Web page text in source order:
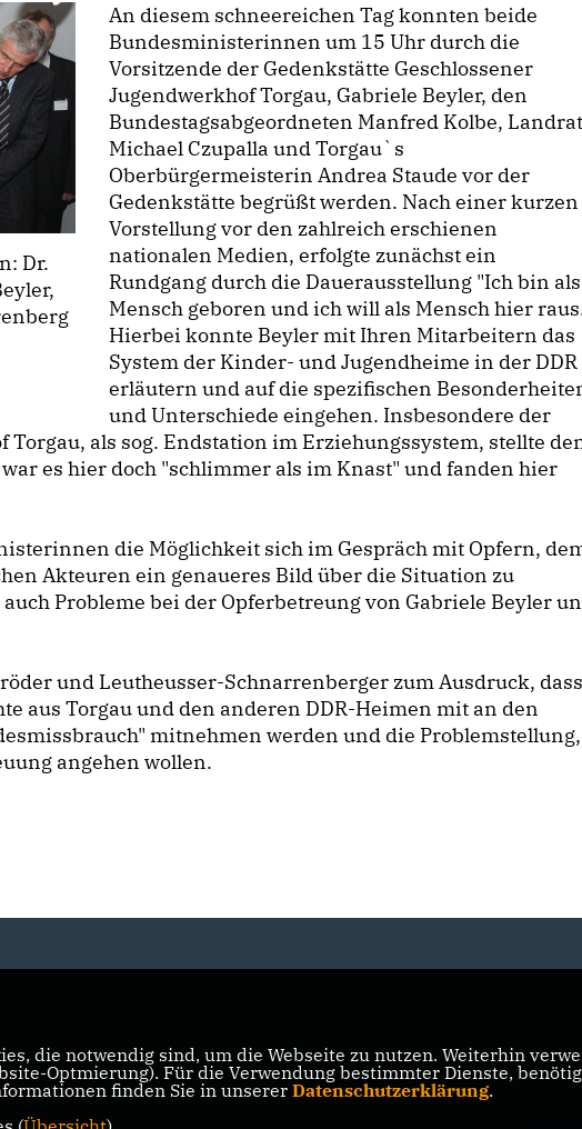
Dr.
An diesem schneereichen Tag konnten beide
Bundesministerinnen um 15 Uhr durch die
Vorsitzende der Gedenkstätte Geschlossener
Jugendwerkhof Torgau, Gabriele Beyler, den
Bundestagsabgeordneten Manfred Kolbe, Landrat
Michael Czupalla und Torgau`s
Oberbürgermeisterin Andrea Staude vor der
Gedenkstätte begrüßt werden. Nach einer kurzen
Vorstellung vor den zahlreich erschienen
nationalen Medien, erfolgte zunächst ein
Rundgang durch die Dauerausstellung "Ich bin als
Mensch geboren und ich will als Mensch hier
Hierbei konnte Beyler mit Ihren Mitarbeitern das
System der Kinder- und Jugendheime in der DDR
erläutern und auf die spezifischen
und Unterschiede eingehen. Insbesondere der
Torgau, als sog. Endstation im Erziehungssystem, stellte
es hier doch "schlimmer als im Knast" und fanden hier
die Möglichkeit sich im Gespräch mit Opfern,
Akteuren ein genaueres Bild über die Situation zu
Probleme bei der Opferbetreung von Gabriele Beyler
und Leutheusser-Schnarrenberger zum Ausdruck, dass
aus Torgau und den anderen DDR-Heimen mit an den
mitnehmen werden und die Problemstellung,
angehen wollen.
die notwendig sind, um die Webseite zu nutzen. Weiterhin
Optmierung). Für die Verwendung bestimmter Dienste,
finden Sie in unserer Datenschutzerklärung.